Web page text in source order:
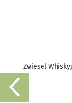
Zwiesel